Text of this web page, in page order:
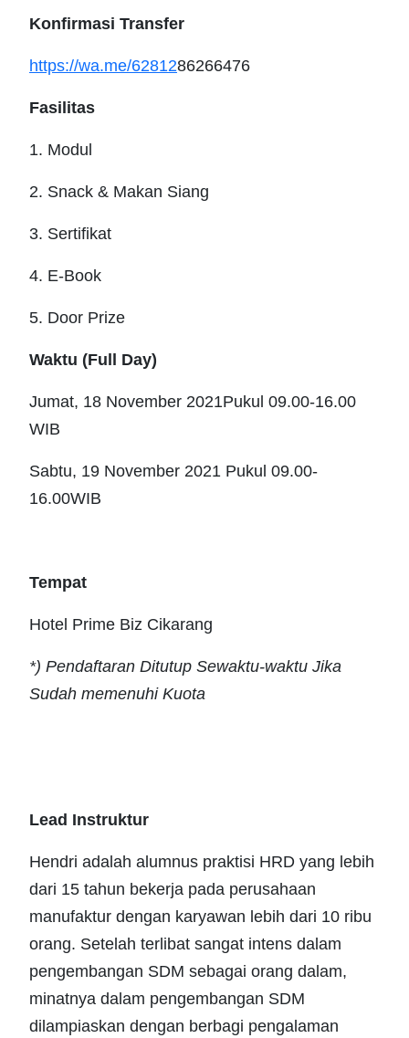
Konfirmasi Transfer
https://wa.me/6281286266476
Fasilitas
1. Modul
2. Snack & Makan Siang
3. Sertifikat
4. E-Book
5. Door Prize
Waktu (Full Day)
Jumat, 18 November 2021Pukul 09.00-16.00
WIB
Sabtu, 19 November 2021 Pukul 09.00-
16.00WIB
Tempat
Hotel Prime Biz Cikarang
*) Pendaftaran Ditutup Sewaktu-waktu Jika
Sudah memenuhi Kuota
Lead Instruktur
Hendri adalah alumnus praktisi HRD yang lebih
dari 15 tahun bekerja pada perusahaan
manufaktur dengan karyawan lebih dari 10 ribu
orang. Setelah terlibat sangat intens dalam
pengembangan SDM sebagai orang dalam,
minatnya dalam pengembangan SDM
dilampiaskan dengan berbagi pengalaman